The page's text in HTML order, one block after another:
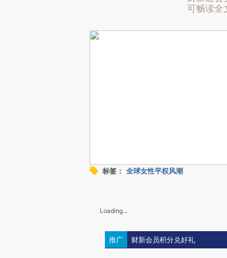
可畅读全
标签： 全球女性平权风潮
Loading...
推广 财新会员积分兑好礼